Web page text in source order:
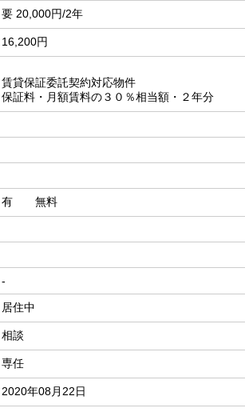
要 20,000円/2年
16,200円
賃貸保証委託契約対応物件
保証料・月額賃料の３０％相当額・２年分
有 無料
-
居住中
相談
専任
2020年08月22日